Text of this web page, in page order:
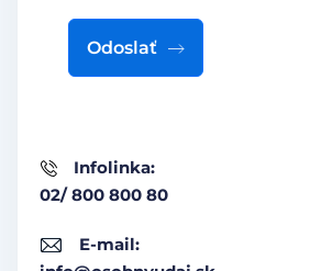
Infolinka:
02/ 800 800 80
E-mail:
Odoslať